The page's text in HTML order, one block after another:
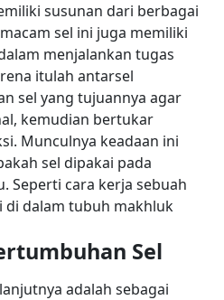
susunan dari berbagai
sel ini juga memiliki
menjalankan tugas
itulah antarsel
sel yang tujuannya agar
kemudian bertukar
Munculnya keadaan ini
sel dipakai pada
Seperti cara kerja sebuah
di dalam tubuh makhluk
Sel
adalah sebagai